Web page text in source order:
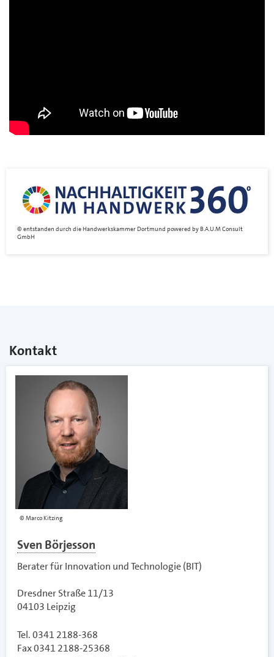
entstanden durch die Handwerkskammer Dortmund powered by B.A.U.M Consult
GmbH
Kontakt
Marco Kitzing
Sven Börjesson
Berater für Innovation und Technologie (BIT)
Dresdner Straße 11/13
04103 Leipzig
Tel. 0341 2188-368
Fax 0341 2188-25368